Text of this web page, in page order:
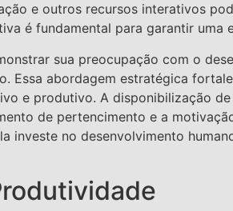
e outros recursos interativos
é fundamental para garantir uma
sua preocupação com o
Essa abordagem estratégica
e produtivo. A disponibilização
de pertencimento e a
no desenvolvimento